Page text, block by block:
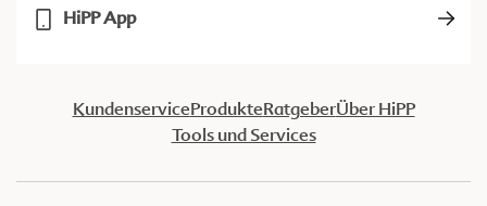
HiPP App
KundenserviceProdukteRatgeberÜber HiPP
Tools und Services